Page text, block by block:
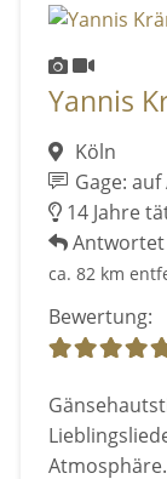
Yannis
Köln
Gage:
14 Jahre
Antwortet
ca. 82 km
Bewertung:
Atmosphäre.